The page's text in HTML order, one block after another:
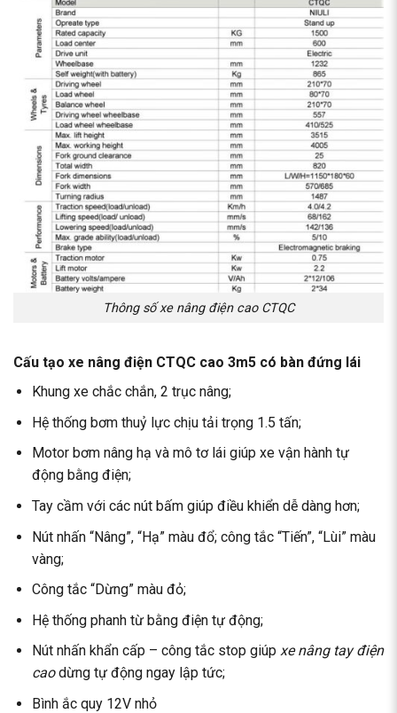
Thông số xe nâng điện cao CTQC
Cấu tạo xe nâng điện CTQC cao 3m5 có bàn đứng lái
Khung xe chắc chắn, 2 trục nâng;
Hệ thống bơm thuỷ lực chịu tải trọng 1.5 tấn;
Motor bơm nâng hạ và mô tơ lái giúp xe vận hành tự
động bằng điện;
Tay cầm với các nút bấm giúp điều khiển dễ dàng hơn;
Nút nhấn “Nâng”, “Hạ” màu đổ; công tắc “Tiến”, “Lùi” màu
vàng;
Công tắc “Dừng” màu đỏ;
Hệ thống phanh từ bằng điện tự động;
Nút nhấn khẩn cấp – công tắc stop giúp xe nâng tay điện
caodừng tự động ngay lập tức;
Bình ắc quy 12V nhỏ